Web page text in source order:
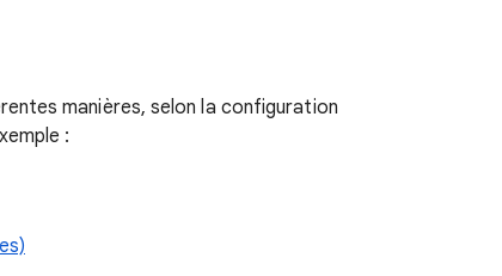
manières, selon la configuration
: